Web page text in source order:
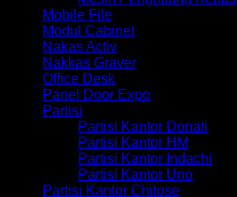
Mobile File
Modul Cabinet
Nakas Activ
Nakkas Graver
Office Desk
Panel Door Expo
Partisi
Partisi Kantor Donati
Partisi Kantor HM
Partisi Kantor Indachi
Partisi Kantor Uno
Partisi Kantor Chitose